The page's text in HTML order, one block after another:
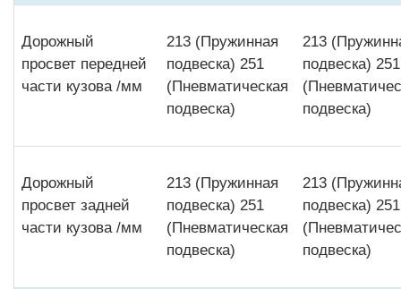
Дорожный
просвет передней
части кузова /мм
213 (Пружинная
подвеска) 251
(Пневматическая
подвеска)
213
подвеска) 251
подвеска)
Дорожный
просвет задней
части кузова /мм
213 (Пружинная
подвеска) 251
(Пневматическая
подвеска)
213
подвеска) 251
подвеска)